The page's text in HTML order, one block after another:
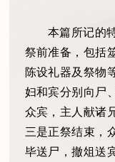
本篇所记的
祭前准备，包括
陈设礼器及祭物
妇和宾分别向尸
众宾，主人献诸
三是正祭结束，
毕送尸，撤俎送